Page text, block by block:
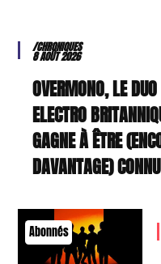
/CHRONIQUES
8 AOÛT 2026
OVERMONO, LE DUO
ELECTRO
GAGNE À ÊTRE
DAVANTAGE) CONNU
Abonnés